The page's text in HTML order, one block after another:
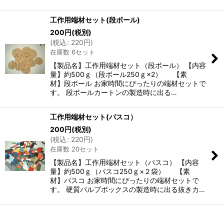
工作用端材セット(段ボール)
200円(税別)
(税込: 220円)
在庫数 6セット
【製品名】工作用端材セット（段ボール） 【内容
量】約500ｇ（段ボール250ｇ×2） 【素
材】段ボール お家時間にぴったりの端材セットで
す。 段ボールカートンの製造時に出る…
工作用端材セット(パスコ）
200円(税別)
(税込: 220円)
在庫数 20セット
【製品名】工作用端材セット（パスコ） 【内容
量】約500ｇ（パスコ250ｇ×２袋） 【素
材】パスコ お家時間にぴったりの端材セットで
す。 硬質パルプボックスの製造時に出る抜きカ…